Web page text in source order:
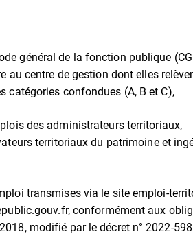
général de la fonction publique
au centre de gestion dont elles
catégories confondues (A, B et C),
des administrateurs territoriaux,
territoriaux du patrimoine et
transmises via le site emploi-
conformément aux
modifié par le décret n° 2022-